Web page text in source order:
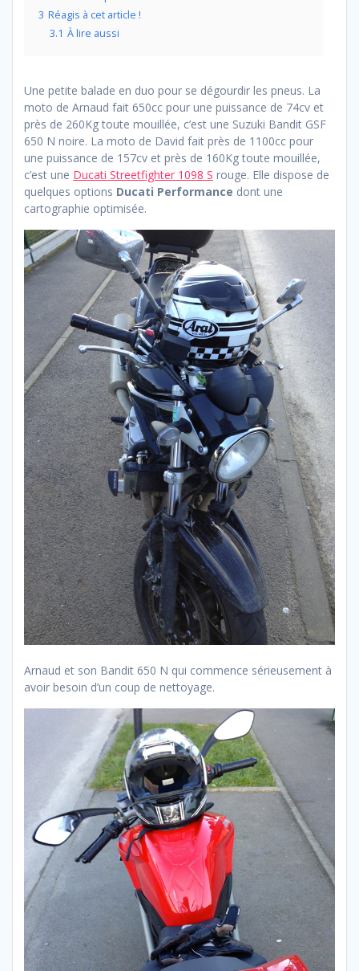
3 Réagis à cet article !
3.1 À lire aussi
Une petite balade en duo pour se dégourdir les pneus. La
moto de Arnaud fait 650cc pour une puissance de 74cv et
près de 260Kg toute mouillée, c’est une Suzuki Bandit GSF
650 N noire. La moto de David fait près de 1100cc pour
une puissance de 157cv et près de 160Kg toute mouillée,
c’est une Ducati Streetfighter 1098 S rouge. Elle dispose de
quelques options Ducati Performance dont une
cartographie optimisée.
Arnaud et son Bandit 650 N qui commence sérieusement à
avoir besoin d’un coup de nettoyage.